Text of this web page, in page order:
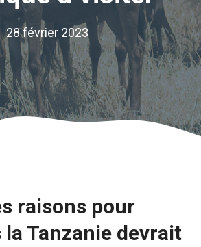
28 février 2023
raisons pour
la Tanzanie devrait